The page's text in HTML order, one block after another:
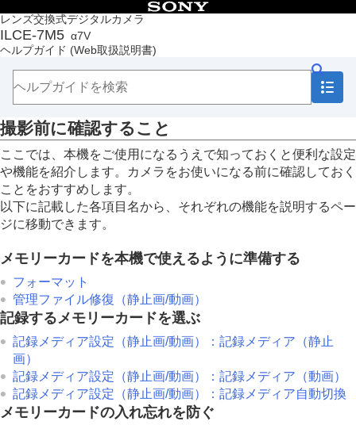
レンズ交換式デジタルカメラ
ILCE-7M5 α7V
ヘルプガイド (Web取扱説明書)
目次
トップページ
ヘルプガイドの使いかた
本体と付属品を確認する
本機の基本操作
準備/基本的な撮影
充電する
USB給電でカメラを使う
使用できるメモリーカード
メモリーカードをカメラに入れる/取り出す
レンズを取り付ける/取りはずす
基本的な撮影
撮影前に確認すること
静止画を撮影する（おまかせオート）
動画を撮影する （ おまかせオート
MENU一覧から機能を探す
撮影機能を活用する
カメラをカスタマイズする
再生する
カメラの設定を変更する
スマートフォンでできること
撮影前に確認すること
ここでは、本機をご使用になるうえで知っておくと便利な設定
や機能を紹介します。カメラをお使いになる前に確認しておく
ことをおすすめします。
以下に記載した各項目名から、それぞれの機能を説明するペー
ジに移動できます。
メモリーカードを本機で使えるように準備する
フォーマット
管理ファイル修復 （静止画/動画）
記録するメモリーカードを選ぶ
記録メディア設定 （静止画/動画）： 記録メディア （静止
画）
記録メディア設定 （静止画/動画）： 記録メディア （動画）
記録メディア設定 （静止画/動画）： 記録メディア自動切換
メモリーカードの入れ忘れを防ぐ